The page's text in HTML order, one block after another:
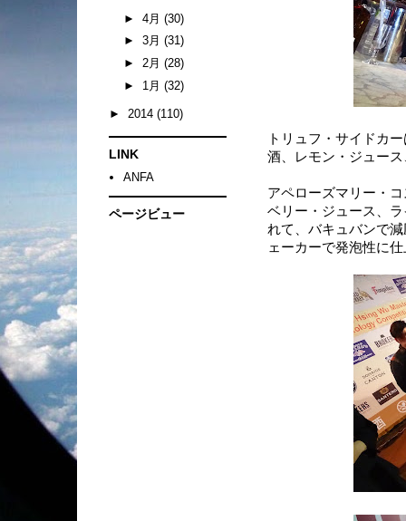
トリュフ・サイドカ
酒、レモン・ジュー
アペローズマリー・
ベリー・ジュース、
れて、バキュバンで
ェーカーで発泡性に
► 4月 (30)
► 3月 (31)
► 2月 (28)
► 1月 (32)
► 2014 (110)
LINK
ANFA
ページビュー